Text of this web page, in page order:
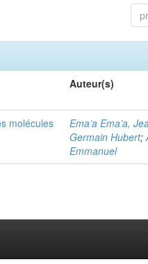
Auteur(s)
molécules
Ema’a Ema’a,
Germain Hubert;
Emmanuel